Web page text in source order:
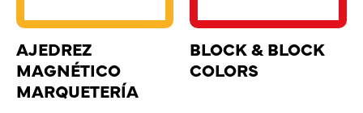
AJEDREZ
MAGNÉTICO
MARQUETERÍA
BLOCK & BLOCK
COLORS